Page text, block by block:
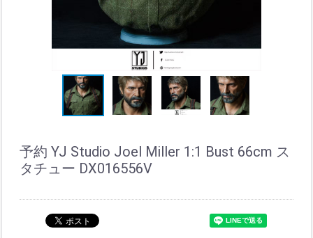
予約 YJ Studio Joel Miller 1:1 Bust 66cm ス
タチュー DX016556V